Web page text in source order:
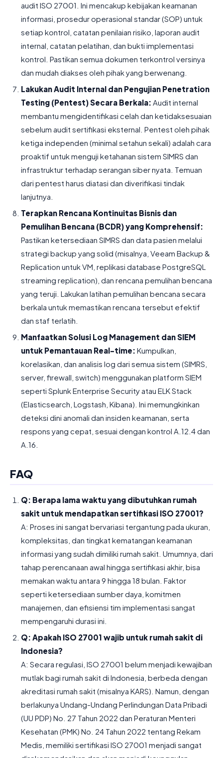
audit ISO 27001. Ini mencakup kebijakan keamanan
informasi, prosedur operasional standar (SOP) untuk
setiap kontrol, catatan penilaian risiko, laporan audit
internal, catatan pelatihan, dan bukti implementasi
kontrol. Pastikan semua dokumen terkontrol versinya
dan mudah diakses oleh pihak yang berwenang.
Lakukan Audit Internal dan Pengujian Penetration
Testing (Pentest) Secara Berkala: Audit internal
membantu mengidentifikasi celah dan ketidaksesuaian
sebelum audit sertifikasi eksternal. Pentest oleh pihak
ketiga independen (minimal setahun sekali) adalah cara
proaktif untuk menguji ketahanan sistem SIMRS dan
infrastruktur terhadap serangan siber nyata. Temuan
dari pentest harus diatasi dan diverifikasi tindak
lanjutnya.
Terapkan Rencana Kontinuitas Bisnis dan
Pemulihan Bencana (BCDR) yang Komprehensif:
Pastikan ketersediaan SIMRS dan data pasien melalui
strategi backup yang solid (misalnya, Veeam Backup &
Replication untuk VM, replikasi database PostgreSQL
streaming replication), dan rencana pemulihan bencana
yang teruji. Lakukan latihan pemulihan bencana secara
berkala untuk memastikan rencana tersebut efektif
dan staf terlatih.
Manfaatkan Solusi Log Management dan SIEM
untuk Pemantauan Real-time: Kumpulkan,
korelasikan, dan analisis log dari semua sistem (SIMRS,
server, firewall, switch) menggunakan platform SIEM
seperti Splunk Enterprise Security atau ELK Stack
(Elasticsearch, Logstash, Kibana). Ini memungkinkan
deteksi dini anomali dan insiden keamanan, serta
respons yang cepat, sesuai dengan kontrol A.12.4 dan
A.16.
FAQ
Q: Berapa lama waktu yang dibutuhkan rumah
sakit untuk mendapatkan sertifikasi ISO 27001?
A: Proses ini sangat bervariasi tergantung pada ukuran,
kompleksitas, dan tingkat kematangan keamanan
informasi yang sudah dimiliki rumah sakit. Umumnya, dari
tahap perencanaan awal hingga sertifikasi akhir, bisa
memakan waktu antara 9 hingga 18 bulan. Faktor
seperti ketersediaan sumber daya, komitmen
manajemen, dan efisiensi tim implementasi sangat
mempengaruhi durasi ini.
Q: Apakah ISO 27001 wajib untuk rumah sakit di
Indonesia?
A: Secara regulasi, ISO 27001 belum menjadi kewajiban
mutlak bagi rumah sakit di Indonesia, berbeda dengan
akreditasi rumah sakit (misalnya KARS). Namun, dengan
berlakunya Undang-Undang Perlindungan Data Pribadi
(UU PDP) No. 27 Tahun 2022 dan Peraturan Menteri
Kesehatan (PMK) No. 24 Tahun 2022 tentang Rekam
Medis, memiliki sertifikasi ISO 27001 menjadi sangat